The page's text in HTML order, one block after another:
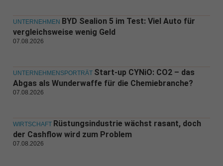
UNTERNEHMEN BYD Sealion 5 im Test: Viel Auto für
vergleichsweise wenig Geld
07.08.2026
UNTERNEHMENSPORTRÄT Start-up CYNiO: CO2 – das
Abgas als Wunderwaffe für die Chemiebranche?
07.08.2026
WIRTSCHAFT Rüstungsindustrie wächst rasant, doch
der Cashflow wird zum Problem
07.08.2026